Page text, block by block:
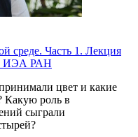
среде. Часть 1. Лекция
ИЭА РАН
цвет и какие
Какую роль в
сыграли